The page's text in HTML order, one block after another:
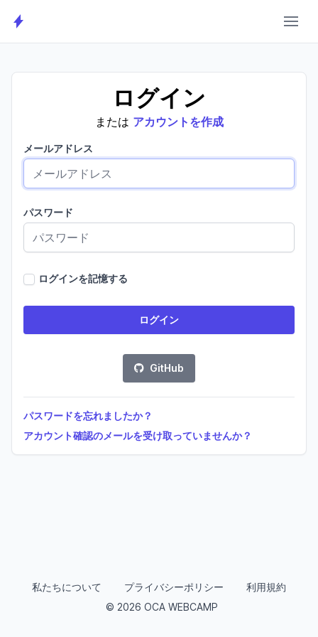
ログイン
または アカウントを作成
メールアドレス
パスワード
ログインを記憶する
GitHub
パスワードを忘れましたか？
アカウント確認のメールを受け取っていませんか？
© 2026 OCA WEBCAMP
私たちについて プライバシーポリシー 利用規約